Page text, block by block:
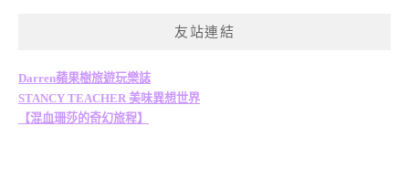
友站連結
Darren蘋果樹旅遊玩樂誌
STANCY TEACHER 美味異想世界
【混血珊莎的奇幻旅程】